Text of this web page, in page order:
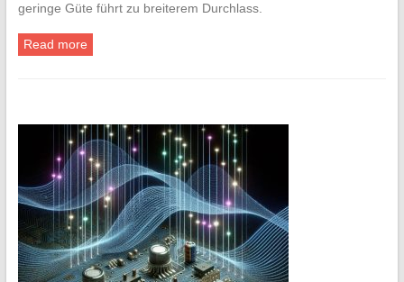
geringe Güte führt zu breiterem Durchlass.
Read more